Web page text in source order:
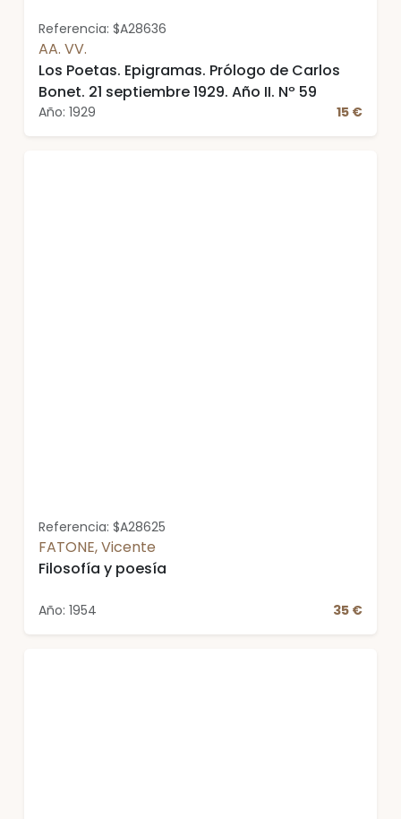
Referencia: $A28636
AA. VV.
Los Poetas. Epigramas. Prólogo de Carlos
Bonet. 21 septiembre 1929. Año II. Nº 59
Año: 1929 15 €
Referencia: $A28625
FATONE, Vicente
Filosofía y poesía
Año: 1954 35 €